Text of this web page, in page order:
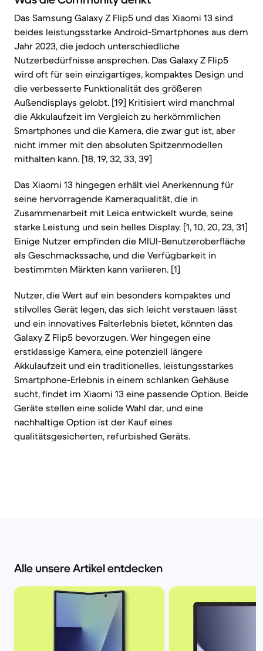
Das Samsung Galaxy Z Flip5 und das Xiaomi 13 sind
beides leistungsstarke Android-Smartphones aus dem
Jahr 2023, die jedoch unterschiedliche
Nutzerbedürfnisse ansprechen. Das Galaxy Z Flip5
wird oft für sein einzigartiges, kompaktes Design und
die verbesserte Funktionalität des größeren
Außendisplays gelobt. [19] Kritisiert wird manchmal
die Akkulaufzeit im Vergleich zu herkömmlichen
Smartphones und die Kamera, die zwar gut ist, aber
nicht immer mit den absoluten Spitzenmodellen
mithalten kann. [18, 19, 32, 33, 39]
Das Xiaomi 13 hingegen erhält viel Anerkennung für
seine hervorragende Kameraqualität, die in
Zusammenarbeit mit Leica entwickelt wurde, seine
starke Leistung und sein helles Display. [1, 10, 20, 23, 31]
Einige Nutzer empfinden die MIUI-Benutzeroberfläche
als Geschmackssache, und die Verfügbarkeit in
bestimmten Märkten kann variieren. [1]
Nutzer, die Wert auf ein besonders kompaktes und
stilvolles Gerät legen, das sich leicht verstauen lässt
und ein innovatives Falterlebnis bietet, könnten das
Galaxy Z Flip5 bevorzugen. Wer hingegen eine
erstklassige Kamera, eine potenziell längere
Akkulaufzeit und ein traditionelles, leistungsstarkes
Smartphone-Erlebnis in einem schlanken Gehäuse
sucht, findet im Xiaomi 13 eine passende Option. Beide
Geräte stellen eine solide Wahl dar, und eine
nachhaltige Option ist der Kauf eines
qualitätsgesicherten, refurbished Geräts.
Alle unsere Artikel entdecken